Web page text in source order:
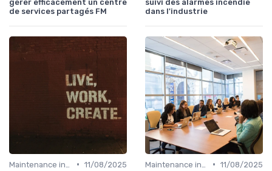
gérer efficacement un centre
de services partagés FM
suivi des alarmes incendie
dans l'industrie
• 11/08/2025
• 11/08/2025